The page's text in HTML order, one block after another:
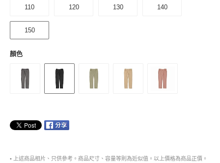
110 120 130 140
150
顏色
• 上述商品相片、只供參考。商品尺寸、容量等則為近似值。以上價格為商品正價。